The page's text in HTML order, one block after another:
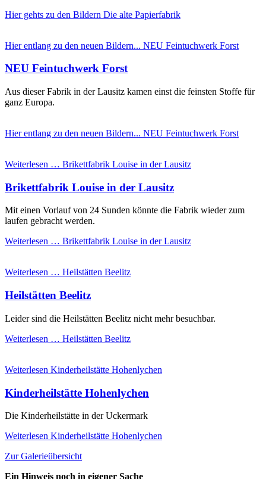
Hier gehts zu den Bildern Die alte Papierfabrik
Hier entlang zu den neuen Bildern... NEU Feintuchwerk Forst
NEU Feintuchwerk Forst
Aus dieser Fabrik in der Lausitz kamen einst die feinsten Stoffe für
ganz Europa.
Hier entlang zu den neuen Bildern... NEU Feintuchwerk Forst
Weiterlesen … Brikettfabrik Louise in der Lausitz
Brikettfabrik Louise in der Lausitz
Mit einen Vorlauf von 24 Sunden könnte die Fabrik wieder zum
laufen gebracht werden.
Weiterlesen … Brikettfabrik Louise in der Lausitz
Weiterlesen … Heilstätten Beelitz
Heilstätten Beelitz
Leider sind die Heilstätten Beelitz nicht mehr besuchbar.
Weiterlesen … Heilstätten Beelitz
Weiterlesen Kinderheilstätte Hohenlychen
Kinderheilstätte Hohenlychen
Die Kinderheilstätte in der Uckermark
Weiterlesen Kinderheilstätte Hohenlychen
Zur Galerieübersicht
Ein Hinweis noch in eigener Sache